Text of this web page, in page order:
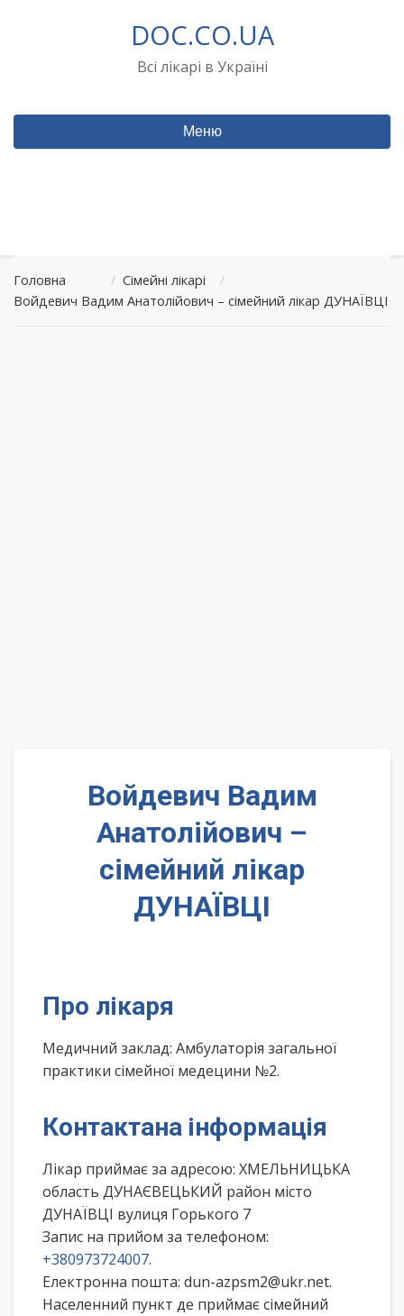
DOC.CO.UA
Всі лікарі в Україні
Меню
Головна / Сімейні лікарі
/
Войдевич Вадим Анатолійович – сімейний лікар ДУНАЇВЦІ
Войдевич Вадим
Анатолійович –
сімейний лікар
ДУНАЇВЦІ
Про лікаря
Медичний заклад: Амбулаторія загальної
практики сімейної медецини №2.
Контактана інформація
Лікар приймає за адресою: ХМЕЛЬНИЦЬКА
область ДУНАЄВЕЦЬКИЙ район місто
ДУНАЇВЦІ вулиця Горького 7
Запис на прийом за телефоном:
+380973724007.
Електронна пошта: dun-azpsm2@ukr.net.
Населенний пункт де приймає сімейний